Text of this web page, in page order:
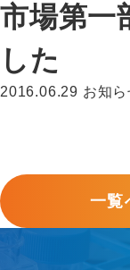
市場第一
した
2016.06.29 お知ら
一覧